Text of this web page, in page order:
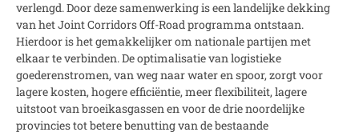
verlengd. Door deze samenwerking is een landelijke dekking
van het Joint Corridors Off-Road programma ontstaan.
Hierdoor is het gemakkelijker om nationale partijen met
elkaar te verbinden. De optimalisatie van logistieke
goederenstromen, van weg naar water en spoor, zorgt voor
lagere kosten, hogere efficiëntie, meer flexibiliteit, lagere
uitstoot van broeikasgassen en voor de drie noordelijke
provincies tot betere benutting van de bestaande